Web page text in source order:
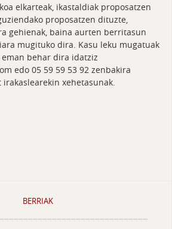
elkarteak, ikastaldiak proposatzen
proposatzen dituzte,
gehienak, baina aurten berritasun
mugituko dira. Kasu leku mugatuak
behar dira idatziz
edo 05 59 59 53 92 zenbakira
xehetasunak.
BERRIAK